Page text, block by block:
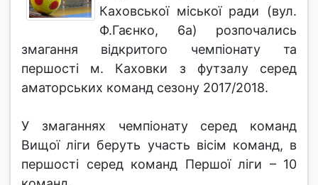
Каховської міської ради (вул.
Ф.Гаєнко, 6а) розпочались
змагання відкритого чемпіонату та
першості м. Каховки з футзалу серед
аматорських команд сезону 2017/2018.
У змаганнях чемпіонату серед команд
Вищої ліги беруть участь вісім команд, в
першості серед команд Першої ліги – 10